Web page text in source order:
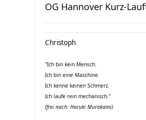
OG Hannover Kurz-
Christoph
"Ich bin kein Mensch.
Ich bin eine Maschine.
Ich kenne keinen Schmerz.
Ich laufe rein mechanisch."
(frei nach: Haruki Murakami)